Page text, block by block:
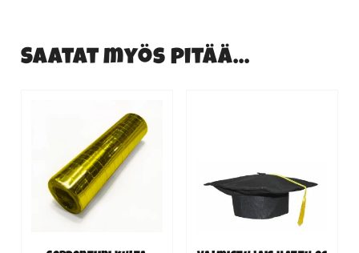
Saatat myös pitää...